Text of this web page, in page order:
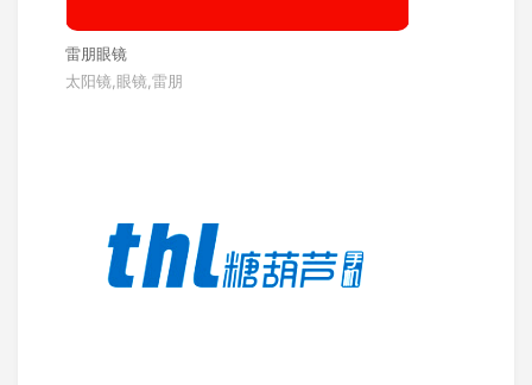
雷朋眼镜
太阳镜,眼镜,雷朋